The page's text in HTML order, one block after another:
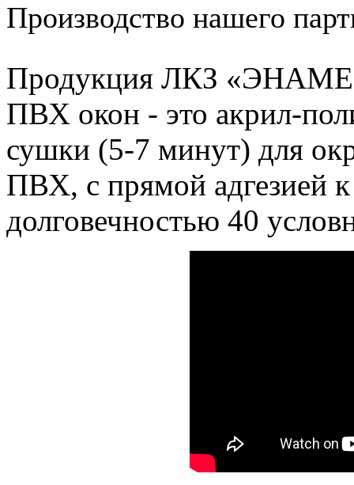
Производство нашего
Продукция ЛКЗ
ПВХ окон - это акрил-
сушки (5-7 минут) для
ПВХ, с прямой адгезией
долговечностью 40